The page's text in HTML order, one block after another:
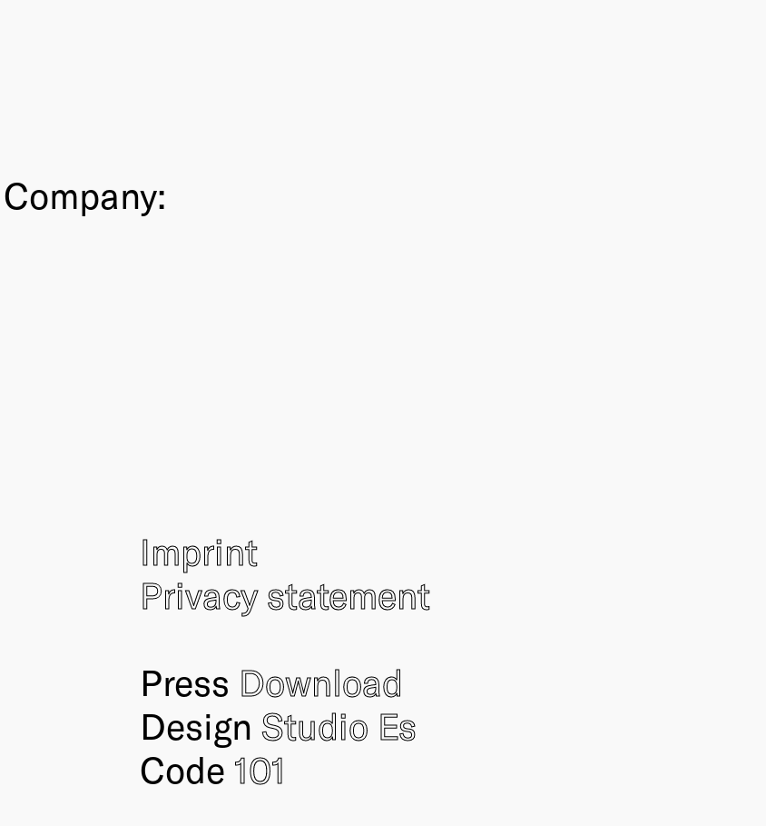
Imprint
Privacy statement
Press Download
Design Studio Es
Code 101